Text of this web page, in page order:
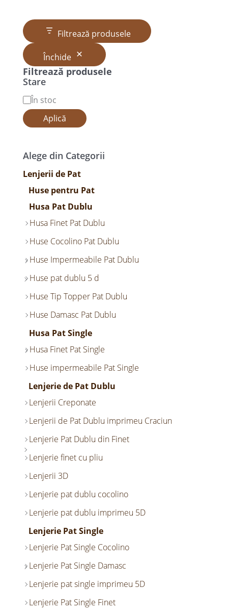
Filtrează produsele
Închide
Filtrează produsele
Stare
În stoc
Aplică
Alege din Categorii
Lenjerii de Pat
Huse pentru Pat
Husa Pat Dublu
Husa Finet Pat Dublu
Huse Cocolino Pat Dublu
Huse Impermeabile Pat Dublu
Huse pat dublu 5 d
Huse Tip Topper Pat Dublu
Huse Damasc Pat Dublu
Husa Pat Single
Husa Finet Pat Single
Huse impermeabile Pat Single
Lenjerie de Pat Dublu
Lenjerii Creponate
Lenjerii de Pat Dublu imprimeu Craciun
Lenjerie Pat Dublu din Finet
Lenjerie finet cu pliu
Lenjerii 3D
Lenjerie pat dublu cocolino
Lenjerie pat dublu imprimeu 5D
Lenjerie Pat Single
Lenjerie Pat Single Cocolino
Lenjerie Pat Single Damasc
Lenjerie pat single imprimeu 5D
Lenjerie Pat Single Finet